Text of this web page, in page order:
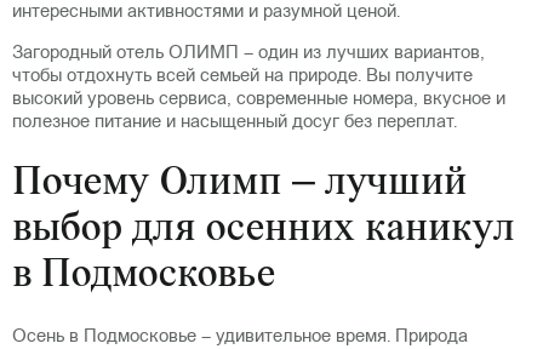
интересными активностями и разумной ценой.
Загородный отель ОЛИМП – один из лучших вариантов,
чтобы отдохнуть всей семьей на природе. Вы получите
высокий уровень сервиса, современные номера, вкусное и
полезное питание и насыщенный досуг без переплат.
Почему Олимп – лучший
выбор для осенних каникул
в Подмосковье
Осень в Подмосковье – удивительное время. Природа